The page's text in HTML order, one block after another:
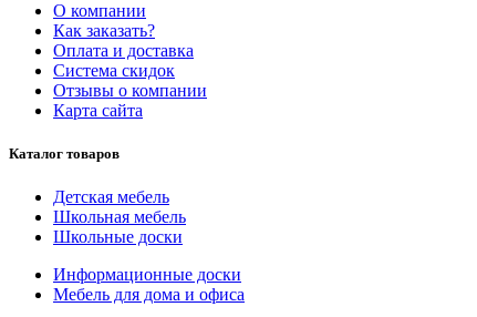
О компании
Как заказать?
Оплата и доставка
Система скидок
Отзывы о компании
Карта сайта
Каталог товаров
Детская мебель
Школьная мебель
Школьные доски
Информационные доски
Мебель для дома и офиса